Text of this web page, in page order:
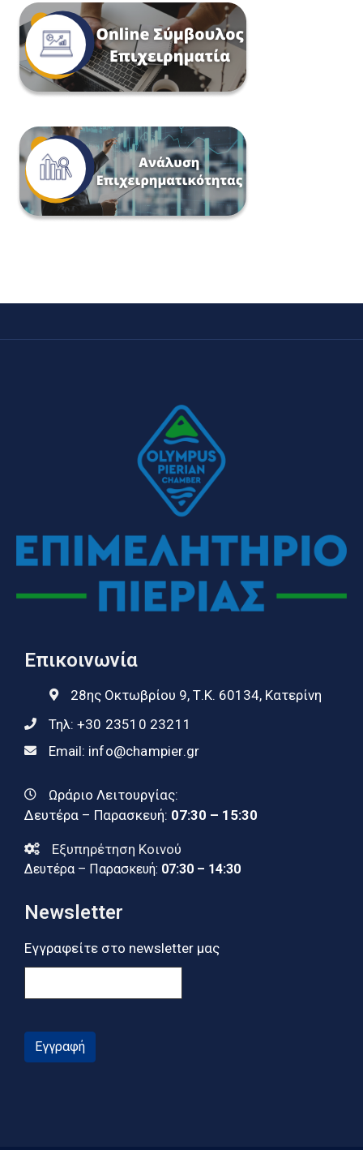
Επικοινωνία
28ης Οκτωβρίου 9, Τ.Κ. 60134, Κατερίνη
Τηλ: +30 23510 23211
Email: info@champier.gr
Ωράριο Λειτουργίας:
Δευτέρα – Παρασκευή: 07:30 – 15:30
Εξυπηρέτηση Κοινού
Δευτέρα – Παρασκευή: 07:30 – 14:30
Newsletter
Εγγραφείτε στο newsletter μας
Εγγραφή